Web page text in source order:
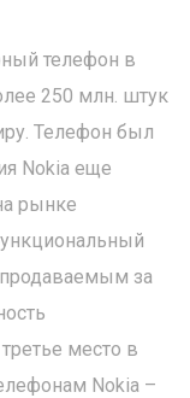
телефон в
250 млн. штук
Телефон был
Nokia еще
рынке
за
место в
Nokia –